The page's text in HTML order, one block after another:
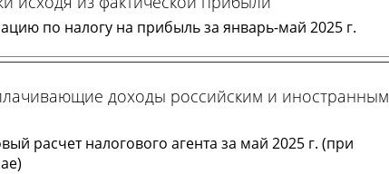
по налогу на прибыль за январь-май 2025 г.
доходы российским и иностранным
расчет налогового агента за май 2025 г. (при